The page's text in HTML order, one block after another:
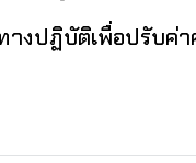
งปฏิบัติเพื่อปรับค่า